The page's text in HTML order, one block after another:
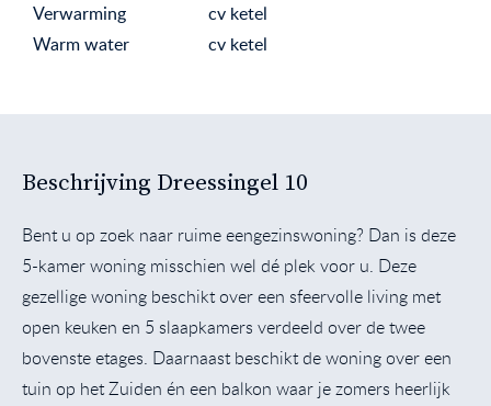
Verwarming
cv ketel
Warm water
cv ketel
Beschrijving Dreessingel 10
Bent u op zoek naar ruime eengezinswoning? Dan is deze
5-kamer woning misschien wel dé plek voor u. Deze
gezellige woning beschikt over een sfeervolle living met
open keuken en 5 slaapkamers verdeeld over de twee
bovenste etages. Daarnaast beschikt de woning over een
tuin op het Zuiden én een balkon waar je zomers heerlijk